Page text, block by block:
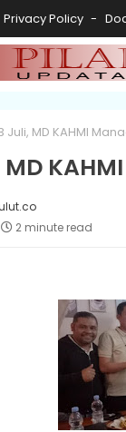
Privacy Policy
Juli, MD KAHMI
2 minute read